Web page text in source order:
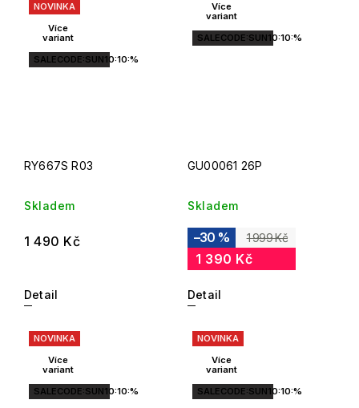
NOVINKA
Více
variant
SALECODE:SUN10:10:%
RY667S R03
Skladem
1 490 Kč
Detail
Více
variant
SALECODE:SUN10:10:%
GU00061 26P
Skladem
1 999 Kč
–30 %
1 390 Kč
Detail
NOVINKA
Více
variant
SALECODE:SUN10:10:%
NOVINKA
Více
variant
SALECODE:SUN10:10:%